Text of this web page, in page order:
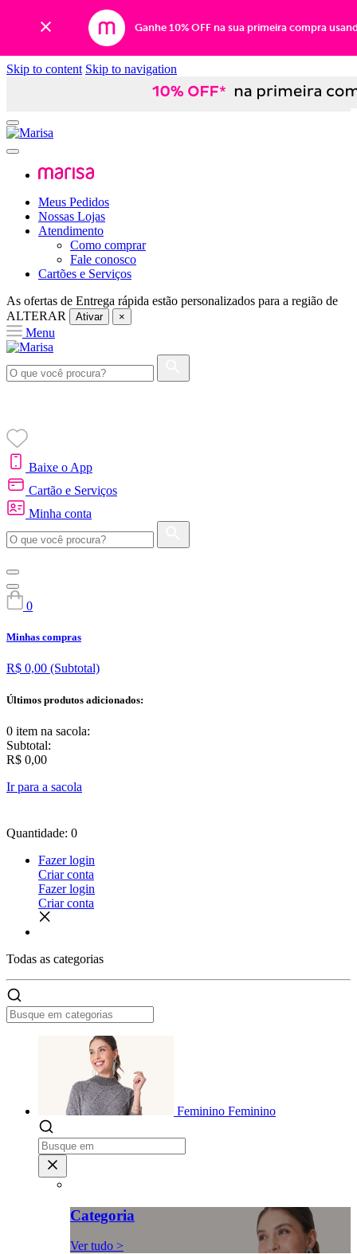
Ganhe 10% OFF na sua primeira compra
Skip to content Skip to navigation
Meus Pedidos
Nossas Lojas
Atendimento
Como comprar
Fale conosco
Cartões e Serviços
As ofertas de Entrega rápida estão personalizados para a região de
ALTERAR
Ativar ×
Menu
Baixe o App
Cartão e Serviços
Minha conta
0
Minhas compras
R$ 0,00 (Subtotal)
Últimos produtos adicionados:
0 item na sacola:
Subtotal:
R$ 0,00
Ir para a sacola
Quantidade: 0
Fazer login
Criar conta
Fazer login
Criar conta
Todas as categorias
Feminino Feminino
Categoria
Ver tudo >